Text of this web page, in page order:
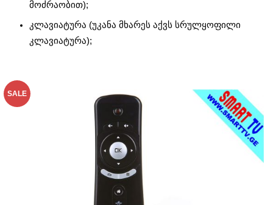
მოძრაობით);
კლავიატურა (უკანა მხარეს აქვს სრულყოფილი
კლავიატურა);
SALE